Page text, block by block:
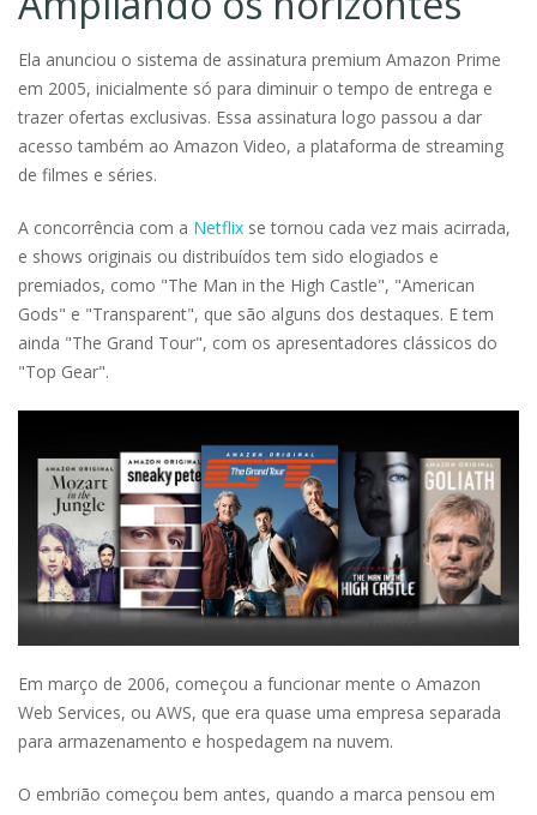
Ela anunciou o sistema de assinatura premium Amazon Prime
em 2005, inicialmente só para diminuir o tempo de entrega e
trazer ofertas exclusivas. Essa assinatura logo passou a dar
acesso também ao Amazon Video, a plataforma de streaming
de filmes e séries.
A concorrência com a Netflix se tornou cada vez mais acirrada,
e shows originais ou distribuídos tem sido elogiados e
premiados, como "The Man in the High Castle", "American
Gods" e "Transparent", que são alguns dos destaques. E tem
ainda "The Grand Tour", com os apresentadores clássicos do
"Top Gear".
Em março de 2006, começou a funcionar mente o Amazon
Web Services, ou AWS, que era quase uma empresa separada
para armazenamento e hospedagem na nuvem.
O embrião começou bem antes, quando a marca pensou em